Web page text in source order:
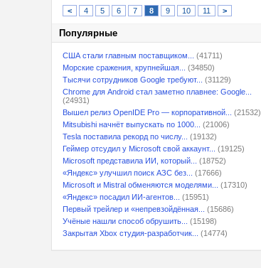
< 4 5 6 7 8 9 10 11 >
Популярные
США стали главным поставщиком...
(41711)
Морские сражения, крупнейшая...
(34850)
Тысячи сотрудников Google требуют...
(31129)
Chrome для Android стал заметно плавнее: Google...
(24931)
Вышел релиз OpenIDE Pro — корпоративной...
(21532)
Mitsubishi начнёт выпускать по 1000...
(21006)
Tesla поставила рекорд по числу...
(19132)
Геймер отсудил у Microsoft свой аккаунт...
(19125)
Microsoft представила ИИ, который...
(18752)
«Яндекс» улучшил поиск АЗС без...
(17666)
Microsoft и Mistral обменяются моделями...
(17310)
«Яндекс» посадил ИИ-агентов...
(15951)
Первый трейлер и «непревзойдённая...
(15686)
Учёные нашли способ обрушить...
(15198)
Закрытая Xbox студия-разработчик...
(14774)